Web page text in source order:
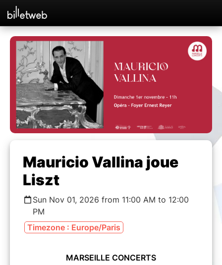
Mauricio Vallina joue
Liszt
Sun Nov 01, 2026 from 11:00 AM to 12:00
PM
Timezone : Europe/Paris
MARSEILLE CONCERTS